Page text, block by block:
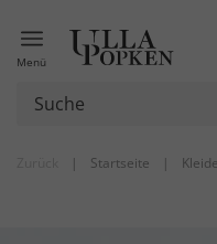
Menü
| Startseite |